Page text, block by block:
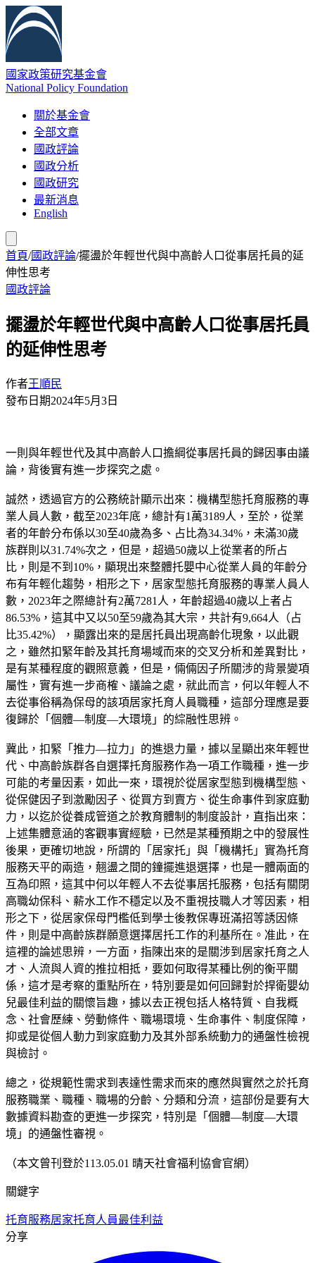
國家政策研究基金會
National Policy Foundation
關於基金會
全部文章
國政評論
國政分析
國政研究
最新消息
English
首頁/國政評論/擺盪於年輕世代與中高齡人口從事居托員的延
伸性思考
國政評論
擺盪於年輕世代與中高齡人口從事居托員
的延伸性思考
作者王順民
發布日期2024年5月3日
一則與年輕世代及其中高齡人口擔綱從事居托員的歸因事由議
論，背後實有進一步探究之處。
誠然，透過官方的公務統計顯示出來：機構型態托育服務的專
業人員人數，截至2023年底，總計有1萬3189人，至於，從業
者的年齡分布係以30至40歲為多、占比為34.34%，未滿30歲
族群則以31.74%次之，但是，超過50歲以上從業者的所占
比，則是不到10%，顯現出來整體托嬰中心從業人員的年齡分
布有年輕化趨勢，相形之下，居家型態托育服務的專業人員人
數，2023年之際總計有2萬7281人，年齡超過40歲以上者占
86.53%，這其中又以50至59歲為其大宗，共計有9,664人（占
比35.42%），顯露出來的是居托員出現高齡化現象，以此觀
之，雖然扣緊年齡及其托育場域而來的交叉分析和差異對比，
是有某種程度的觀照意義，但是，倆倆因子所關涉的背景變項
屬性，實有進一步商榷、議論之處，就此而言，何以年輕人不
去從事俗稱為保母的該項居家托育人員職種，這部分理應是要
復歸於「個體—制度—大環境」的綜融性思辨。
冀此，扣緊「推力—拉力」的進退力量，據以呈顯出來年輕世
代、中高齡族群各自選擇托育服務作為一項工作職種，進一步
可能的考量因素，如此一來，環視於從居家型態到機構型態、
從保健因子到激勵因子、從買方到賣方、從生命事件到家庭動
力，以迄於從養成管道之於教育體制的制度設計，直指出來：
上述集體意涵的客觀事實經驗，已然是某種預期之中的發展性
後果，更確切地說，所謂的「居家托」與「機構托」實為托育
服務天平的兩造，翹盪之間的鐘擺進退選擇，也是一體兩面的
互為印照，這其中何以年輕人不去從事居托服務，包括有關閉
高職幼保科、薪水工作不穩定以及不重視技職人才等因素，相
形之下，從居家保母門檻低到學士後教保專班滿招等誘因條
件，則是中高齡族群願意選擇居托工作的利基所在。准此，在
這裡的論述思辨，一方面，指陳出來的是關涉到居家托育之人
才、人流與人資的推拉相抵，要如何取得某種比例的衡平關
係，這才是考察的重點所在，特別要是如何回歸對於捍衛嬰幼
兒最佳利益的關懷旨趣，據以去正視包括人格特質、自我概
念、社會歷練、勞動條件、職場環境、生命事件、制度保障，
抑或是從個人動力到家庭動力及其外部系統動力的通盤性檢視
與檢討。
總之，從規範性需求到表達性需求而來的應然與實然之於托育
服務職業、職種、職場的分齡、分類和分流，這部份是要有大
數據資料勘查的更進一步探究，特別是「個體—制度—大環
境」的通盤性審視。
（本文曾刊登於113.05.01 晴天社會福利協會官網）
關鍵字
托育服務居家托育人員最佳利益
分享